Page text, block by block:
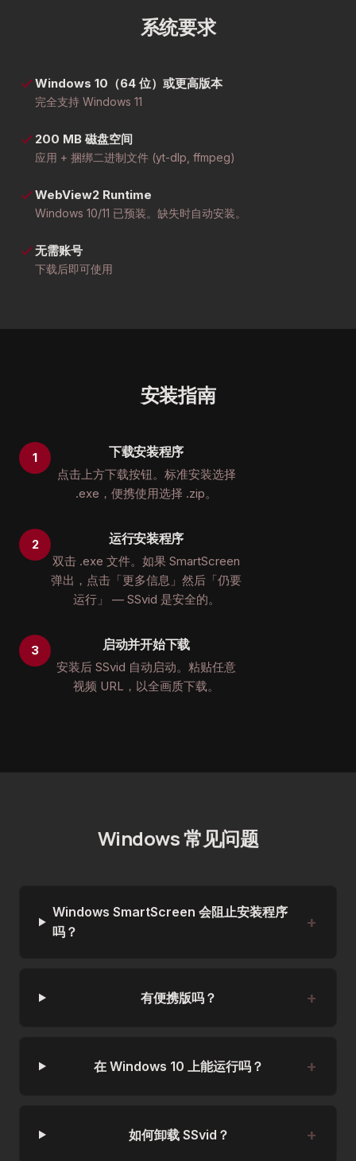
系统要求
Windows 10（64 位）或更高版本
完全支持 Windows 11
200 MB 磁盘空间
应用 + 捆绑二进制文件 (yt-dlp, ffmpeg)
WebView2 Runtime
Windows 10/11 已预装。缺失时自动安装。
无需账号
下载后即可使用
安装指南
下载安装程序
点击上方下载按钮。标准安装选择
.exe，便携使用选择 .zip。
运行安装程序
双击 .exe 文件。如果 SmartScreen
弹出，点击「更多信息」然后「仍要
运行」 — SSvid 是安全的。
启动并开始下载
安装后 SSvid 自动启动。粘贴任意
视频 URL，以全画质下载。
Windows 常见问题
Windows SmartScreen 会阻止安装程序
吗？
有便携版吗？
在 Windows 10 上能运行吗？
如何卸载 SSvid？